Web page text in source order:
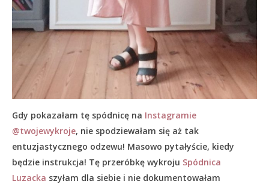
Gdy pokazałam tę spódnicę na Instagramie
@twojewykroje, nie spodziewałam się aż tak
entuzjastycznego odzewu! Masowo pytałyście, kiedy
będzie instrukcja! Tę przeróbkę wykroju Spódnica
Luzacka szyłam dla siebie i nie dokumentowałam